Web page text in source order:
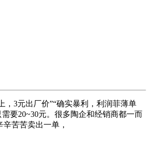
3元出厂价”“确实暴利，利润菲薄单
要20~30元。很多陶企和经销商都一而
苦苦卖出一单，